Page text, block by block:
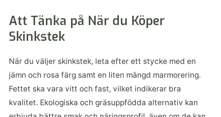
Att Tänka på När du Köper
Skinkstek
När du väljer skinkstek, leta efter ett stycke med en
jämn och rosa färg samt en liten mängd marmorering.
Fettet ska vara vitt och fast, vilket indikerar bra
kvalitet. Ekologiska och gräsuppfödda alternativ kan